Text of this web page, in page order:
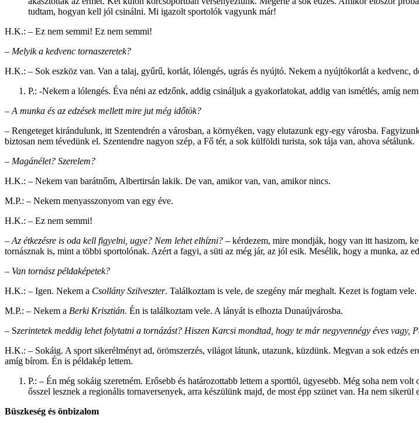
tudtam, hogyan kell jól csinálni. Mi igazolt sportolók vagyunk már!
H.K.: – Ez nem semmi! Ez nem semmi!
– Melyik a kedvenc tornaszeretek?
H.K.: – Sok eszköz van. Van a talaj, gyűrű, korlát, lólengés, ugrás és nyújtó. Nekem a nyújtókorlát a kedvenc,
P.: -Nekem a lólengés. Éva néni az edzőnk, addig csináljuk a gyakorlatokat, addig van ismétlés, amíg
– A munka és az edzések mellett mire jut még időtök?
– Rengeteget kirándulunk, itt Szentendrén a városban, a környéken, vagy elutazunk egy-egy városba.
biztosan nem tévedünk el. Szentendre nagyon szép, a Fő tér, a sok külföldi turista, sok tája van, ahova sétálunk.
– Magánélet? Szerelem?
H.K.: – Nekem van barátnőm, Albertirsán lakik. De van, amikor van, van, amikor nincs.
M.P.: – Nekem menyasszonyom van egy éve.
H.K.: – Ez nem semmi!
– Az étkezésre is oda kell figyelni, ugye? Nem lehet elhízni? – kérdezem, mire mondják, hogy van itt hasizom,
tornásznak is, mint a többi sportolónak. Azért a fagyi, a süti az még jár, az jól esik. Mesélik, hogy a munka, az
– Van tornász példaképetek?
H.K.: – Igen. Nekem a Csollány Szilveszter. Találkoztam is vele, de szegény már meghalt. Kezet is fogtam
M.P.: – Nekem a Berki Krisztián. Én is találkoztam vele. A lányát is elhozta Dunaújvárosba.
– Szerintetek meddig lehet folytatni a tornázást? Hiszen Karcsi mondtad, hogy te már negyvennégy éves vagy,
H.K.: – Sokáig. A sport sikerélményt ad, örömszerzés, világot látunk, utazunk, küzdünk. Megvan a sok edzés
amíg bírom. Én is példakép lettem.
P.: – Én még sokáig szeretném. Erősebb és határozottabb lettem a sporttól, ügyesebb. Még soha nem
ősszel lesznek a regionális tornaversenyek, arra készülünk majd, de most épp szünet van. Ha nem
Büszkeség és önbizalom